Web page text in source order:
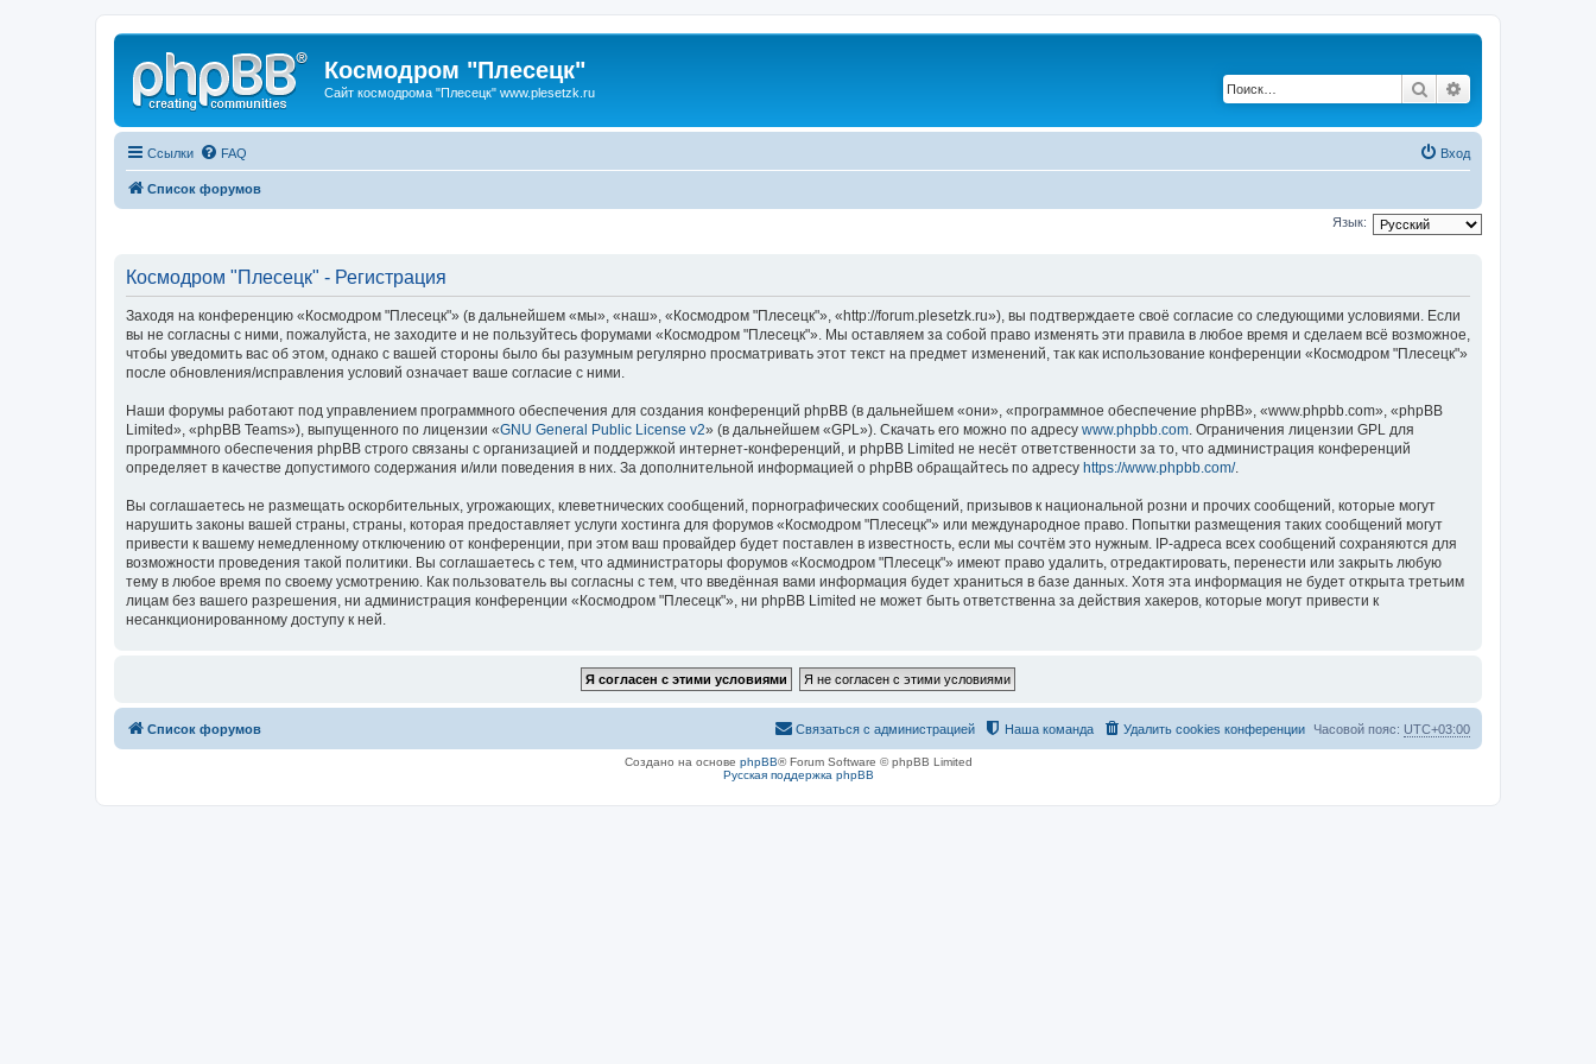
Космодром "Плесецк"
Сайт космодрома "Плесецк" www.plesetzk.ru Поиск
Ссылки FAQ Вход
Список форумов
Язык:
Космодром "Плесецк" - Регистрация
Заходя на конференцию «Космодром "Плесецк"» (в дальнейшем «мы», «наш», «Космодром "Плесецк"», «http://forum.plesetzk.ru»), вы подтверждаете своё согласие со следующими условиями. Если
вы не согласны с ними, пожалуйста, не заходите и не пользуйтесь форумами «Космодром "Плесецк"». Мы оставляем за собой право изменять эти правила в любое время и сделаем всё возможное,
чтобы уведомить вас об этом, однако с вашей стороны было бы разумным регулярно просматривать этот текст на предмет изменений, так как использование конференции «Космодром "Плесецк"»
после обновления/исправления условий означает ваше согласие с ними.
Наши форумы работают под управлением программного обеспечения для создания конференций phpBB (в дальнейшем «они», «программное обеспечение phpBB», «www.phpbb.com», «phpBB
Limited», «phpBB Teams»), выпущенного по лицензии «GNU General Public License v2» (в дальнейшем «GPL»). Скачать его можно по адресу www.phpbb.com. Ограничения лицензии GPL для
программного обеспечения phpBB строго связаны с организацией и поддержкой интернет-конференций, и phpBB Limited не несёт ответственности за то, что администрация конференций
определяет в качестве допустимого содержания и/или поведения в них. За дополнительной информацией о phpBB обращайтесь по адресу https://www.phpbb.com/.
Вы соглашаетесь не размещать оскорбительных, угрожающих, клеветнических сообщений, порнографических сообщений, призывов к национальной розни и прочих сообщений, которые могут
нарушить законы вашей страны, страны, которая предоставляет услуги хостинга для форумов «Космодром "Плесецк"» или международное право. Попытки размещения таких сообщений могут
привести к вашему немедленному отключению от конференции, при этом ваш провайдер будет поставлен в известность, если мы сочтём это нужным. IP-адреса всех сообщений сохраняются для
возможности проведения такой политики. Вы соглашаетесь с тем, что администраторы форумов «Космодром "Плесецк"» имеют право удалить, отредактировать, перенести или закрыть любую
тему в любое время по своему усмотрению. Как пользователь вы согласны с тем, что введённая вами информация будет храниться в базе данных. Хотя эта информация не будет открыта третьим
лицам без вашего разрешения, ни администрация конференции «Космодром "Плесецк"», ни phpBB Limited не может быть ответственна за действия хакеров, которые могут привести к
несанкционированному доступу к ней.
Список форумов Часовой пояс: UTC+03:00
Удалить cookies конференции
Наша команда
Связаться с администрацией
Создано на основе phpBB® Forum Software © phpBB Limited
Русская поддержка phpBB